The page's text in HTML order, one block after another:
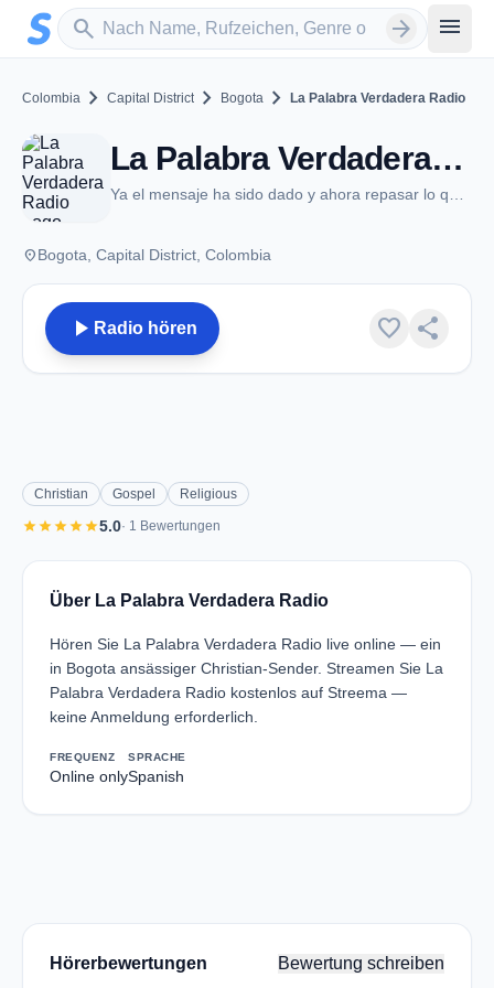
Zum Hauptinhalt springen
search
Sender suchen arrow_forward menu
Colombia chevron_right Capital District chevron_right Bogota chevron_right La Palabra Verdadera Radio
La Palabra Verdadera Radio - Bogota
placeBogota, Capital District, Colombia
play_arrow Radio hören favorite share
Christian Gospel Religious
starstarstarstarstar5.0· 1 Bewertungen
Über La Palabra Verdadera Radio
Hören Sie La Palabra Verdadera Radio live online — ein
in Bogota ansässiger Christian-Sender. Streamen Sie La
Palabra Verdadera Radio kostenlos auf Streema —
keine Anmeldung erforderlich.
FREQUENZ
Online only
SPRACHE
Spanish
Hörerbewertungen Bewertung schreiben